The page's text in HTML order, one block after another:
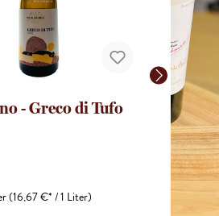
- Greco di Tufo
(16,67 €* / 1 Liter)